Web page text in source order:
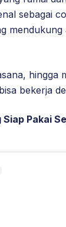
sebagai
hingga
bekerja
Pakai